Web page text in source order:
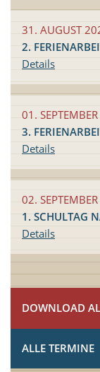
31. AUGUST
2.
Details
01.
3.
Details
02.
1. SCHULTAG
Details
DOWNLOAD
ALLE TERMINE